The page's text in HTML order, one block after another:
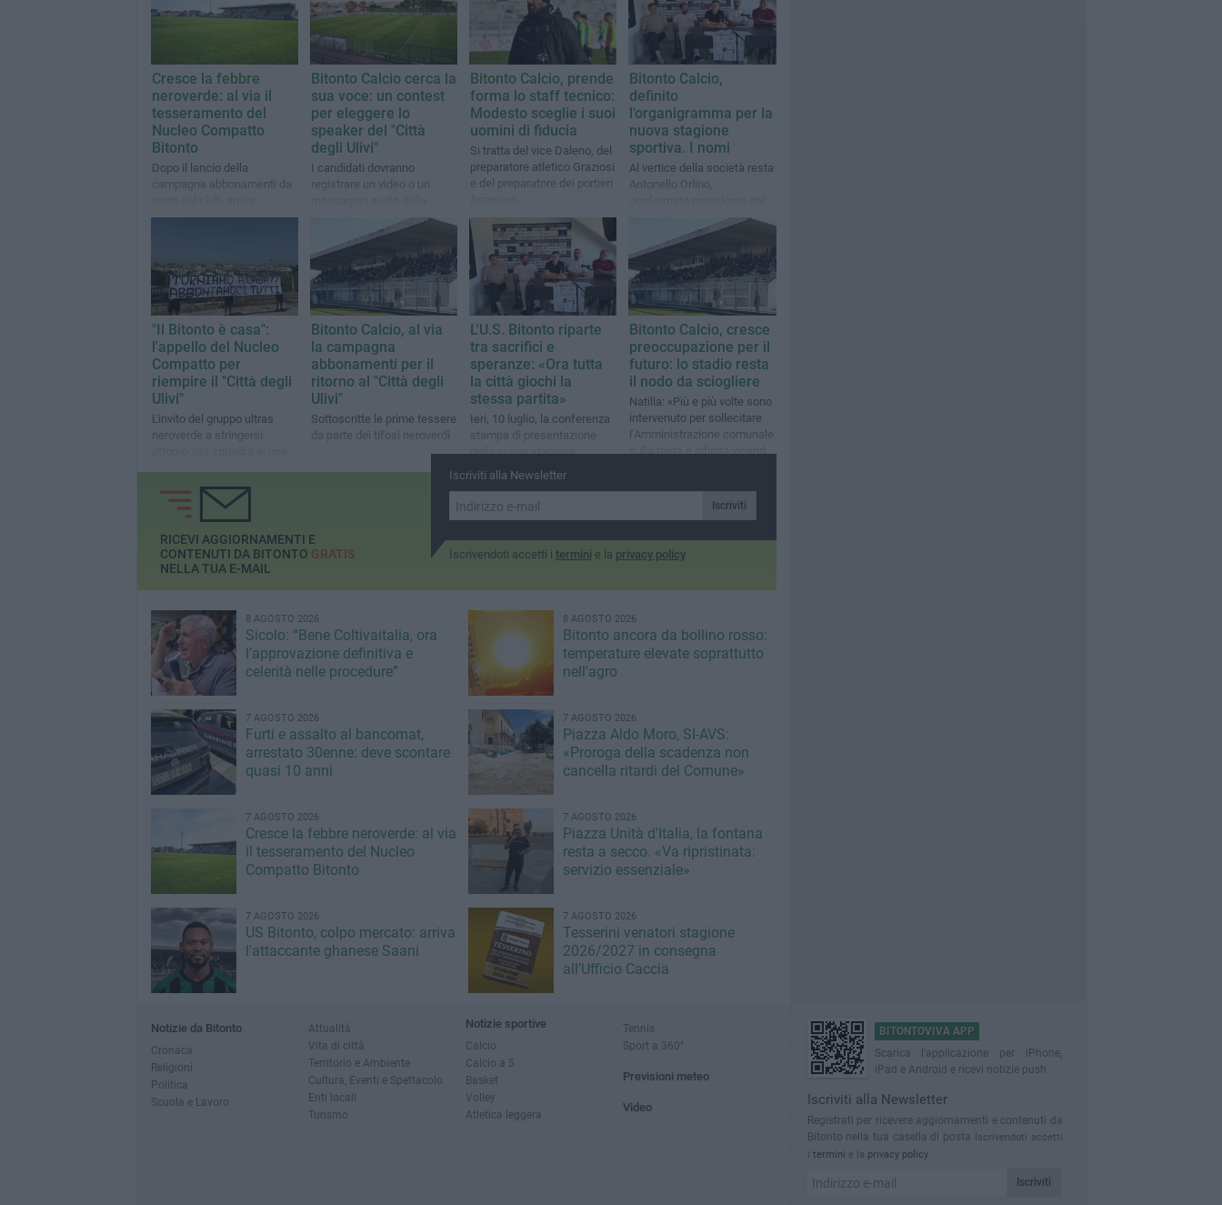
Cresce la febbre
neroverde: al via il
tesseramento del
Nucleo Compatto
Bitonto
Dopo il lancio della
campagna abbonamenti da
l'iniziativa del gruppo ultras
Bitonto Calcio cerca la
sua voce: un contest
per eleggere lo
speaker del "Città
degli Ulivi"
I candidati dovranno
registrare un video o un
durata massima di un
minuto entro il prossimo 15
agosto
Bitonto Calcio, prende
forma lo staff tecnico:
Modesto sceglie i suoi
uomini di fiducia
Si tratta del vice Daleno, del
preparatore atletico Graziosi
e del preparatore dei portieri
Bitonto Calcio,
definito
l'organigramma per la
nuova stagione
sportiva. I nomi
Al vertice della società resta
Antonello Orlino,
sodalizio neroverde,
affiancato dal
vicepresidente Giovanni
Brindicci
"Il Bitonto è casa":
l'appello del Nucleo
Compatto per
riempire il "Città degli
Ulivi"
L'invito del gruppo ultras
neroverde a stringersi
un significato speciale
Bitonto Calcio, al via
la campagna
abbonamenti per il
ritorno al "Città degli
Ulivi"
Sottoscritte le prime tessere
da parte dei tifosi neroverdi
L'U.S. Bitonto riparte
tra sacrifici e
speranze: «Ora tutta
la città giochi la
stessa partita»
Ieri, 10 luglio, la conferenza
stampa di presentazione
della nuova stagione
sportiva 2026/2027
Bitonto Calcio, cresce
preoccupazione per il
futuro: lo stadio resta
il nodo da sciogliere
Natilla: «Più e più volte sono
intervenuto per sollecitare
l’Amministrazione comunale
sulla triste e infinita vicenda
Iscriviti alla Newsletter
Iscriviti
Iscrivendoti accetti i termini e la privacy policy
RICEVI AGGIORNAMENTI E
CONTENUTI DA BITONTO GRATIS
NELLA TUA E-MAIL
8 AGOSTO 2026
Sicolo: “Bene Coltivaitalia, ora
l’approvazione definitiva e
celerità nelle procedure”
8 AGOSTO 2026
Bitonto ancora da bollino rosso:
temperature elevate soprattutto
nell'agro
7 AGOSTO 2026
Furti e assalto al bancomat,
arrestato 30enne: deve scontare
quasi 10 anni
7 AGOSTO 2026
Piazza Aldo Moro, SI-AVS:
«Proroga della scadenza non
cancella ritardi del Comune»
7 AGOSTO 2026
Cresce la febbre neroverde: al via
il tesseramento del Nucleo
Compatto Bitonto
7 AGOSTO 2026
Piazza Unità d'Italia, la fontana
resta a secco. «Va ripristinata:
servizio essenziale»
7 AGOSTO 2026
US Bitonto, colpo mercato: arriva
l'attaccante ghanese Saani
7 AGOSTO 2026
Tesserini venatori stagione
2026/2027 in consegna
all’Ufficio Caccia
Notizie da Bitonto
Cronaca
Religioni
Politica
Scuola e Lavoro
Attualità
Vita di città
Territorio e Ambiente
Cultura, Eventi e Spettacolo
Enti locali
Turismo
Notizie sportive
Calcio
Calcio a 5
Basket
Volley
Atletica leggera
Tennis
Sport a 360°
Previsioni meteo
Video
BITONTOVIVA APP
Scarica l'applicazione per iPhone,
iPad e Android e ricevi notizie push
Iscriviti alla Newsletter
Registrati per ricevere aggiornamenti e contenuti da
Bitonto nella tua casella di posta Iscrivendoti accetti
i termini e la privacy policy
Iscriviti